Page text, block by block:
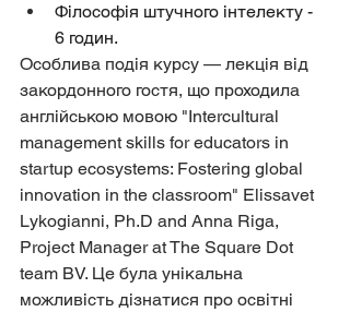
Філософія штучного інтелекту -
6 годин.
Особлива подія курсу — лекція від
закордонного гостя, що проходила
англійською мовою "Intercultural
management skills for educators in
startup ecosystems: Fostering global
innovation in the classroom" Elissavet
Lykogianni, Ph.D and Anna Riga,
Project Manager at The Square Dot
team BV. Це була унікальна
можливість дізнатися про освітні